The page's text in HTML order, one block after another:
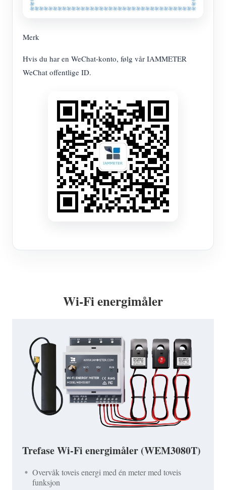
Merk
Hvis du har en WeChat-konto, følg vår IAMMETER
WeChat offentlige ID.
Wi-Fi energimåler
Trefase Wi-Fi energimåler (WEM3080T)
Overvåk toveis energi med én meter med toveis
funksjon